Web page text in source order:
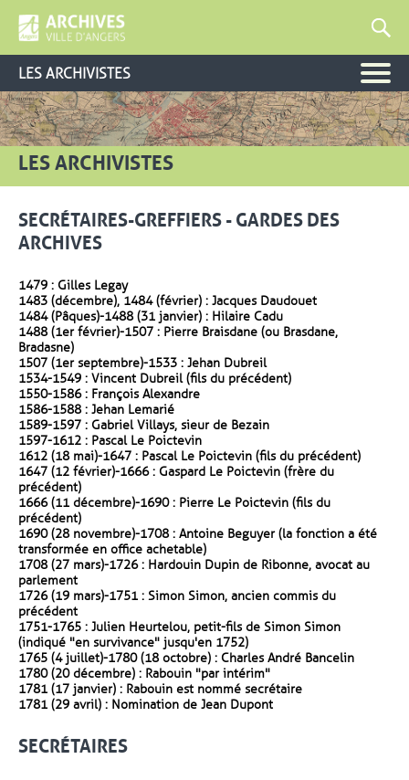
LES ARCHIVISTES
LES ARCHIVISTES
SECRÉTAIRES-GREFFIERS - GARDES DES
ARCHIVES
1479 : Gilles Legay
1483 (décembre), 1484 (février) : Jacques Daudouet
1484 (Pâques)-1488 (31 janvier) : Hilaire Cadu
1488 (1er février)-1507 : Pierre Braisdane (ou Brasdane,
Bradasne)
1507 (1er septembre)-1533 : Jehan Dubreil
1534-1549 : Vincent Dubreil (fils du précédent)
1550-1586 : François Alexandre
1586-1588 : Jehan Lemarié
1589-1597 : Gabriel Villays, sieur de Bezain
1597-1612 : Pascal Le Poictevin
1612 (18 mai)-1647 : Pascal Le Poictevin (fils du précédent)
1647 (12 février)-1666 : Gaspard Le Poictevin (frère du
précédent)
1666 (11 décembre)-1690 : Pierre Le Poictevin (fils du
précédent)
1690 (28 novembre)-1708 : Antoine Beguyer (la fonction a été
transformée en office achetable)
1708 (27 mars)-1726 : Hardouin Dupin de Ribonne, avocat au
parlement
1726 (19 mars)-1751 : Simon Simon, ancien commis du
précédent
1751-1765 : Julien Heurtelou, petit-fils de Simon Simon
(indiqué "en survivance" jusqu'en 1752)
1765 (4 juillet)-1780 (18 octobre) : Charles André Bancelin
1780 (20 décembre) : Rabouin "par intérim"
1781 (17 janvier) : Rabouin est nommé secrétaire
1781 (29 avril) : Nomination de Jean Dupont
SECRÉTAIRES